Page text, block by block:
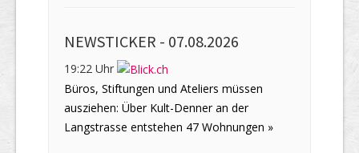
NEWSTICKER - 07.08.2026
19:22 Uhr
Büros, Stiftungen und Ateliers müssen
ausziehen: Über Kult-Denner an der
Langstrasse entstehen 47 Wohnungen »